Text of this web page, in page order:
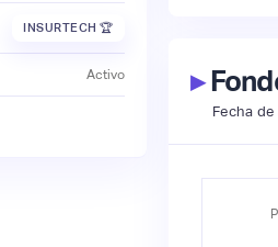
INSURTECH 🏆
Activo ▸
Fecha